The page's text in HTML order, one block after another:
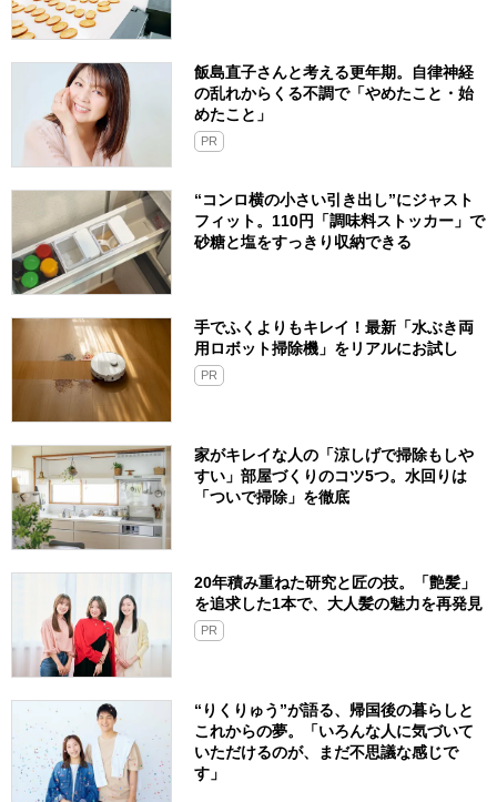
飯島直子さんと考える更年期。自律神経
の乱れからくる不調で「やめたこと・始
めたこと」
PR
“コンロ横の小さい引き出し”にジャスト
フィット。110円「調味料ストッカー」で
砂糖と塩をすっきり収納できる
手でふくよりもキレイ！最新「水ぶき両
用ロボット掃除機」をリアルにお試し
PR
家がキレイな人の「涼しげで掃除もしや
すい」部屋づくりのコツ5つ。水回りは
「ついで掃除」を徹底
20年積み重ねた研究と匠の技。「艶髪」
を追求した1本で、大人髪の魅力を再発見
PR
“りくりゅう”が語る、帰国後の暮らしと
これからの夢。「いろんな人に気づいて
いただけるのが、まだ不思議な感じで
す」